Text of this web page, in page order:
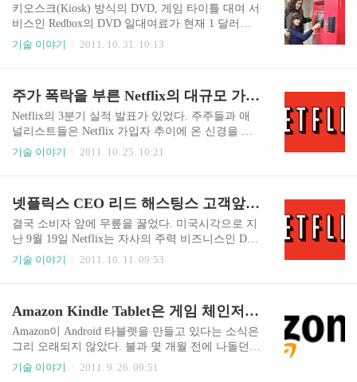
볍다. 디스플레이 역시 두 제품 모두 동일한 7인치
VividView™ 컬러 터치스크린의 IPS 패널을 채용하
여 같다. 1024x600의 해상도를 지원하며, 외형과 디
스플레이 모두 동일하다. 하지만 눈에 보이지 않는
키오스크(Kiosk) 방식의 DVD, 게임 타이틀 대여 서
비스인 Redbox의 DVD 일대여료가 현재 1 달러에
서 20% 오른 1.2 달러로 바뀐다. 요금 인상은 10월
내 약 27,800 곳에 설치되어 있으며, DVD 비즈니스
의 최고봉인 Netflix를 바짝 추격하고 있는 업체다.
2009/06/22 - 넷플릭스를 위협하는 1달러 대여료의
레드박스 급성장 지난 9월에 끝난 3분기 실적은 아
주 좋았다. 순이익이 3,710만 달러, 주당 1.18 달러
기술 이야기 2011. 10. 31. 10:13
주가 폭락을 부른 Netflix의 대규모 가입자 이탈
Netflix의 3분기 실적 발표가 있었다. 주주들과 애
널리스트들은 Netflix 가입자 추이에 온 신경을 집
중시켰다. 7월부터 9월까지의 3분기 동안 80만 가
47분 현재) 현재 주가는 100 달러 아래인 86.43 달
러를 기록하고 있다. 2011년 7월 300 달러 직전까지
올랐던 주가가 3개월만에 100 달러 아래로 추락한
것이다. 2010년 7월 29일 98 달러를 기록한 이후 15
개월만에 주가가 100 달러 미만으로 떨어진 것이
천 2..
기술 이야기 2011. 10. 25. 10:21
넷플릭스 CEO 리드 해스팅스 고객앞에 머리 숙이다
결국 소비자 앞에 무릎을 꿇었다. 미국시각으로 지
난 9월 19일 Netflix는 자사의 주력 비즈니스인 DV
D 우편배송 사업을 별도 분리하여 Qwikster라는 별
다. 사업 분리 발표 후 계속되는 고객들의 항의와
불만은 결국 분리 방침을 철회시키는 힘이 되었다.
10월 10일 Netflix는 당초 DVD 우편배송 사업의 분
리 방침을 공식적으로 철회했다. Netflix 공식 블로
그 : http://blog.netflix.com/2011/10/dvds-will-be-stayi
기술 이야기 2011. 10. 11. 09:53
Amazon Kindle Tablet은 게임 체인저가 될 것인가?
Amazon이 Android 타블렛을 만들고 있다는 소식은
그리 오래되지 않았다. 불과 몇 개월 전에 나돌던
소문은 지금은 거의 기정 사실로 받아들이고 있다.
기술 이야기 2011. 9. 26. 09:51